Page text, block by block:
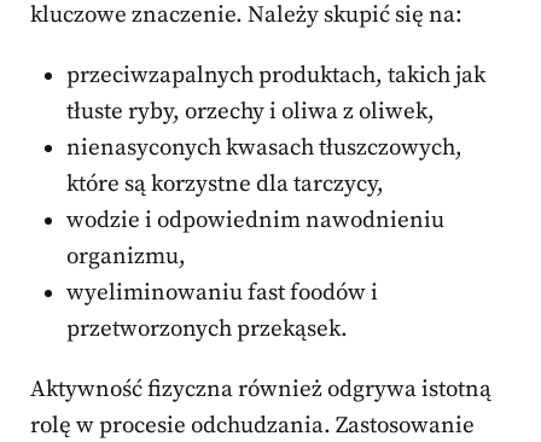
kluczowe znaczenie. Należy skupić się na:
przeciwzapalnych produktach, takich jak
tłuste ryby, orzechy i oliwa z oliwek,
nienasyconych kwasach tłuszczowych,
które są korzystne dla tarczycy,
wodzie i odpowiednim nawodnieniu
organizmu,
wyeliminowaniu fast foodów i
przetworzonych przekąsek.
Aktywność fizyczna również odgrywa istotną
rolę w procesie odchudzania. Zastosowanie